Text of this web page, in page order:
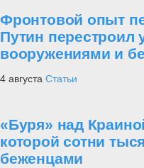
Фронтовой опыт
Путин перестроил
вооружениями и
4 августа Статьи
«Буря» над
которой сотни
беженцами